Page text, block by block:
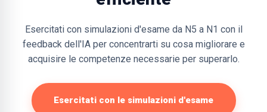
Esercitati con simulazioni d'esame da N5 a N1 con il
feedback dell'IA per concentrarti su cosa migliorare e
acquisire le competenze necessarie per superarlo.
Esercitati con le simulazioni d'esame